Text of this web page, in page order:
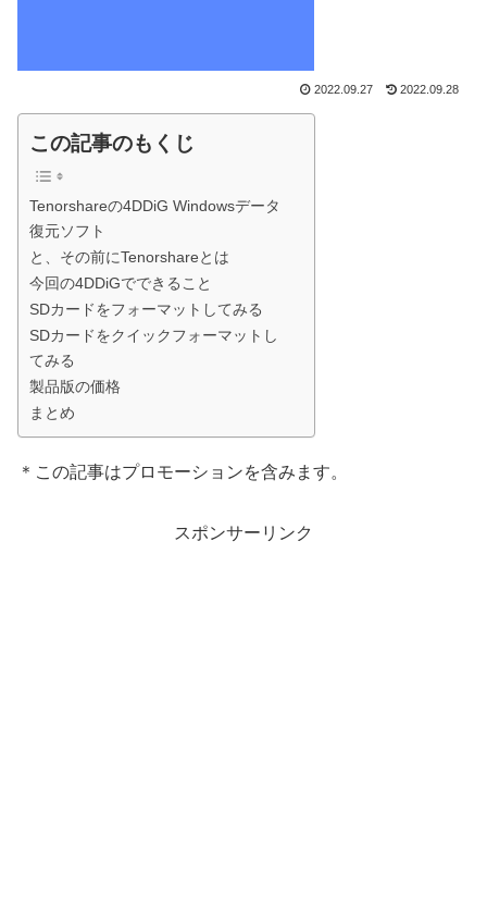
2022.09.27 2022.09.28
この記事のもくじ
Tenorshareの4DDiG Windowsデータ
復元ソフト
と、その前にTenorshareとは
今回の4DDiGでできること
SDカードをフォーマットしてみる
SDカードをクイックフォーマットし
てみる
製品版の価格
まとめ
＊この記事はプロモーションを含みます。
スポンサーリンク